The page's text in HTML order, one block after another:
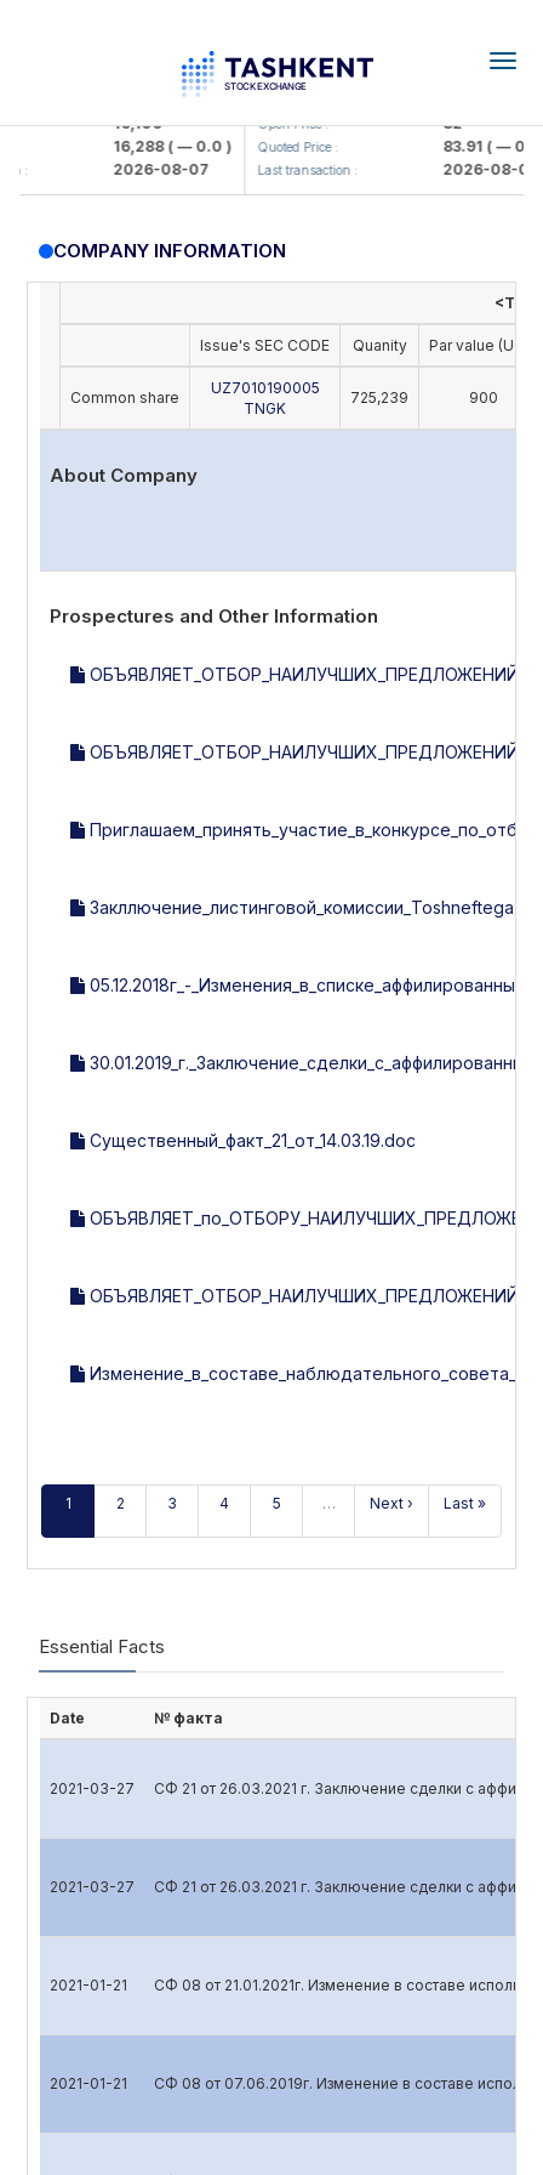
16,100
16,288( — 0.0 )
2026-08-07
KFSK (<Kafolat sug'urta
Open Price : 82
Quoted Price : 83.91( — 0.0 )
Last transaction : 2026-08-07
COMPANY INFORMATION
Issue's SEC CODE Quanity Par value (UZS)
Common share
UZ7010190005
TNGK
725,239 900
About Company
Prospectures and Other Information
05.12.2018г_-
Существенный_факт_21_от_14.03.19.doc
1 2 3 4 5 … Next › Last »
Essential Facts
Date № факта
2021-03-27 СФ 21 от 26.03.2021 г. Заключение сделки с
2021-03-27 СФ 21 от 26.03.2021 г. Заключение сделки с
2021-01-21 СФ 08 от 21.01.2021г. Изменение в составе
2021-01-21 СФ 08 от 07.06.2019г. Изменение в составе